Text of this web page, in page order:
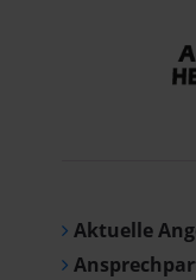
Aktuelle